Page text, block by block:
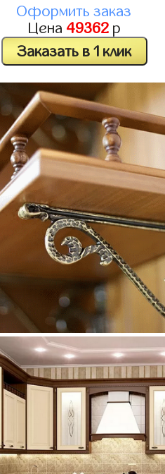
Оформить заказ
Цена 49362р
Заказать в 1 клик